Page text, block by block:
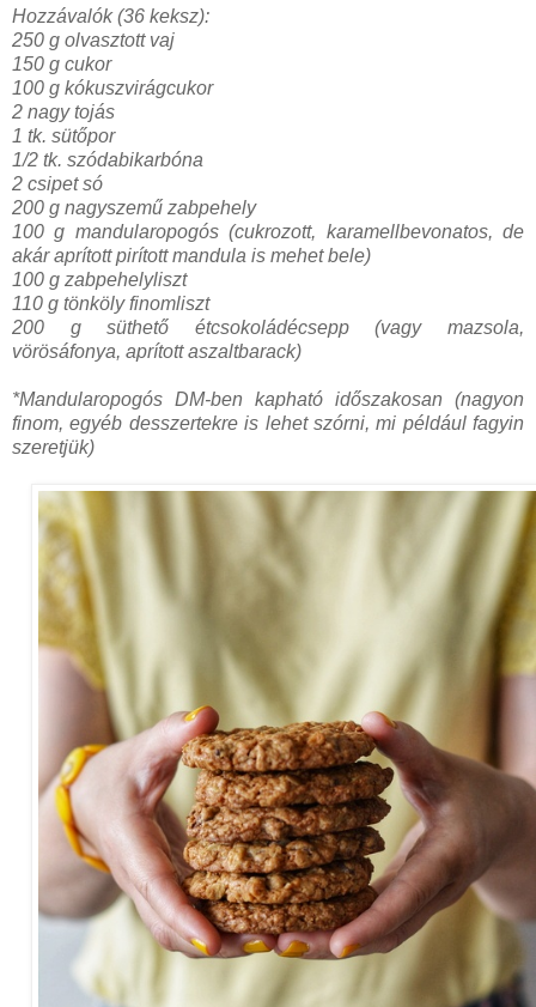
Hozzávalók (36 keksz):
250 g olvasztott vaj
150 g cukor
100 g kókuszvirágcukor
2 nagy tojás
1 tk. sütőpor
1/2 tk. szódabikarbóna
2 csipet só
200 g nagyszemű zabpehely
100 g mandularopogós (cukrozott, karamellbevonatos, de
akár aprított pirított mandula is mehet bele)
100 g zabpehelyliszt
110 g tönköly finomliszt
200 g süthető étcsokoládécsepp (vagy mazsola,
vörösáfonya, aprított aszaltbarack)
*Mandularopogós DM-ben kapható időszakosan (nagyon
finom, egyéb desszertekre is lehet szórni, mi például fagyin
szeretjük)